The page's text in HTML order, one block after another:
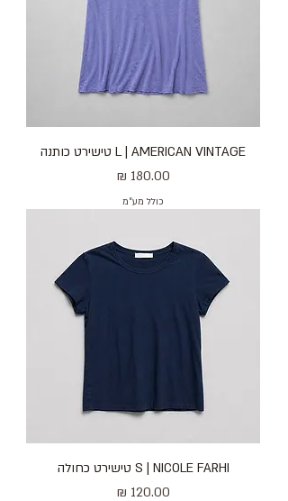
L | AMERICAN VINTAGE טישירט כותנה
מחיר
כולל מע״מ
S | NICOLE FARHI טישירט כחולה
מחיר